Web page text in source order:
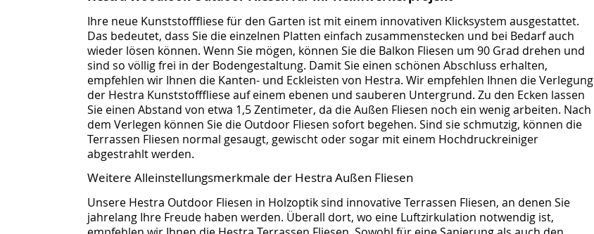
Ihre neue Kunststofffliese für den Garten ist mit einem innovativen Klicksystem ausgestattet.
Das bedeutet, dass Sie die einzelnen Platten einfach zusammenstecken und bei Bedarf auch
wieder lösen können. Wenn Sie mögen, können Sie die Balkon Fliesen um 90 Grad drehen und
sind so völlig frei in der Bodengestaltung. Damit Sie einen schönen Abschluss erhalten,
empfehlen wir Ihnen die Kanten- und Eckleisten von Hestra. Wir empfehlen Ihnen die Verlegung
der Hestra Kunststofffliese auf einem ebenen und sauberen Untergrund. Zu den Ecken lassen
Sie einen Abstand von etwa 1,5 Zentimeter, da die Außen Fliesen noch ein wenig arbeiten. Nach
dem Verlegen können Sie die Outdoor Fliesen sofort begehen. Sind sie schmutzig, können die
Terrassen Fliesen normal gesaugt, gewischt oder sogar mit einem Hochdruckreiniger
abgestrahlt werden.
Weitere Alleinstellungsmerkmale der Hestra Außen Fliesen
Unsere Hestra Outdoor Fliesen in Holzoptik sind innovative Terrassen Fliesen, an denen Sie
jahrelang Ihre Freude haben werden. Überall dort, wo eine Luftzirkulation notwendig ist,